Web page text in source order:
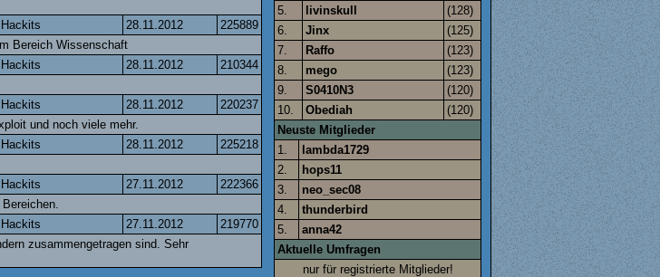
Hackits 28.11.2012
225889
Bereich Wissenschaft
Hackits 28.11.2012
210344
Hackits 28.11.2012
220237
und noch viele mehr.
Hackits 28.11.2012
225218
Hackits 27.11.2012
222366
Hackits 27.11.2012
219770
zusammengetragen sind. Sehr
5.
livinskull
(128)
6.
Jinx
(125)
7.
Raffo
(123)
8.
mego
(123)
9.
S0410N3
(120)
10.
Obediah
(120)
Neuste Mitglieder
1.
lambda1729
2.
hops11
3.
neo_sec08
4.
thunderbird
5.
anna42
Aktuelle Umfragen
nur für registrierte Mitglieder!